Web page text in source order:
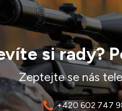
si rady?
Zeptejte se nás
+420 602 747